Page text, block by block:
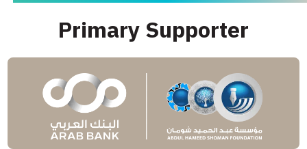
Primary Supporter